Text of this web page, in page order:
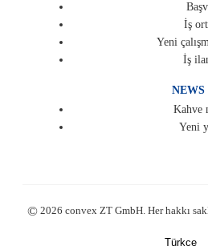
İş
Yeni
İş
NEWS
Kahve
Yeni
© 2026 convex ZT GmbH. Her hakkı
Türkçe